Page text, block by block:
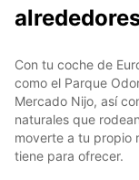
Con tu coche de
como el Parque
Mercado Nijo, así
naturales que
moverte a tu propio
tiene para ofrecer.